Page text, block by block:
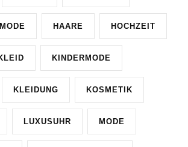
HAARE HOCHZEIT
KINDERMODE
KLEIDUNG KOSMETIK
LUXUSUHR MODE